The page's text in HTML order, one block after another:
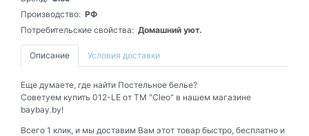
Производство: РФ
Потребительские свойства: Домашний уют.
Описание Условия доставки
Еще думаете, где найти Постельное белье?
Советуем купить 012-LE от ТМ "Cleo" в нашем магазине
baybay.by!
Всего 1 клик, и мы доставим Вам этот товар быстро, бесплатно и